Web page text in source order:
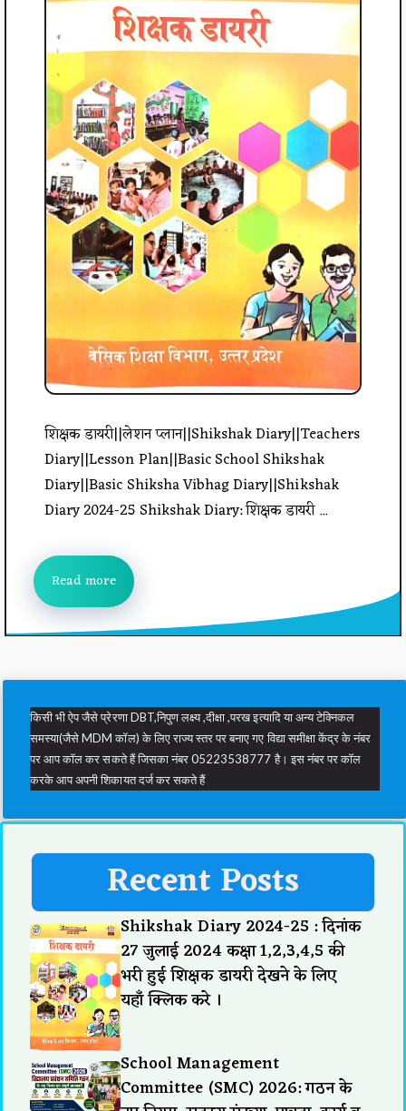
शिक्षक डायरी||लेशन प्लान||Shikshak Diary||Teachers
Diary||Lesson Plan||Basic School Shikshak
Diary||Basic Shiksha Vibhag Diary||Shikshak
Diary 2024-25 Shikshak Diary: शिक्षक डायरी ...
Read more
किसी भी ऐप जैसे प्रेरणा DBT,निपुण लक्ष्य ,दीक्षा ,परख इत्यादि या अन्य टेक्निकल
समस्या(जैसे MDM कॉल) के लिए राज्य स्तर पर बनाए गए विद्या समीक्षा केंद्र के नंबर
पर आप कॉल कर सकते हैं जिसका नंबर 05223538777 है। इस नंबर पर कॉल
करके आप अपनी शिकायत दर्ज कर सकते हैं
Recent Posts
Shikshak Diary 2024-25 : दिनांक
27 जुलाई 2024 कक्षा 1,2,3,4,5 की
भरी हुई शिक्षक डायरी देखने के लिए
यहाँ क्लिक करे ।
School Management
Committee (SMC) 2026: गठन के